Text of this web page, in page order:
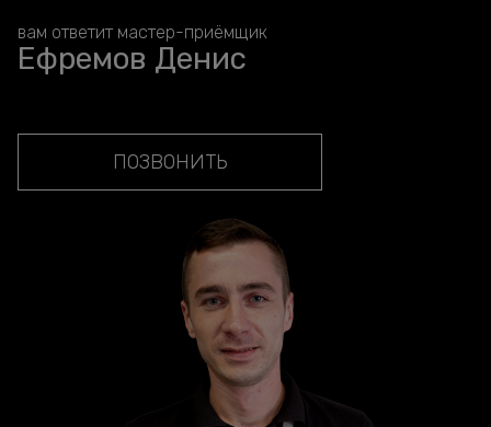
вам ответит мастер-приёмщик
Ефремов Денис
ПОЗВОНИТЬ